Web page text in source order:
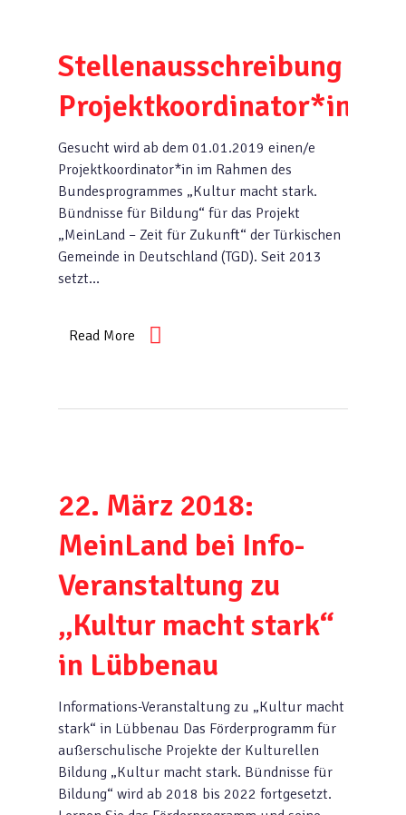
Stellenausschreibung
Projektkoordinator*in
Gesucht wird ab dem 01.01.2019 einen/e
Projektkoordinator*in im Rahmen des
Bundesprogrammes „Kultur macht stark.
Bündnisse für Bildung“ für das Projekt
„MeinLand – Zeit für Zukunft“ der Türkischen
Gemeinde in Deutschland (TGD). Seit 2013
setzt…
Read More
22. März 2018:
MeinLand bei Info-
Veranstaltung zu
„Kultur macht stark“
in Lübbenau
Informations-Veranstaltung zu „Kultur macht
stark“ in Lübbenau Das Förderprogramm für
außerschulische Projekte der Kulturellen
Bildung „Kultur macht stark. Bündnisse für
Bildung“ wird ab 2018 bis 2022 fortgesetzt.